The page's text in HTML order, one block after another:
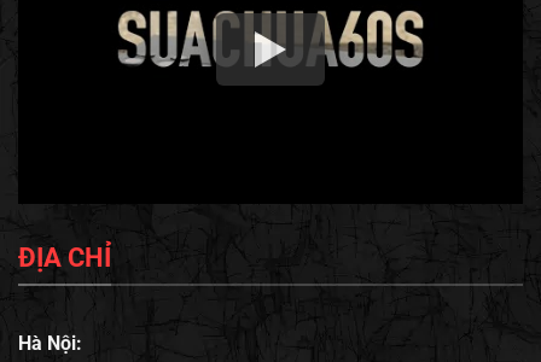
ĐỊA CHỈ
Hà Nội: